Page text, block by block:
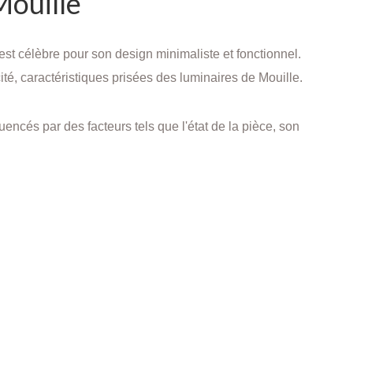
célèbre pour son design minimaliste et fonctionnel.
caractéristiques prisées des luminaires de Mouille.
par des facteurs tels que l'état de la pièce, son